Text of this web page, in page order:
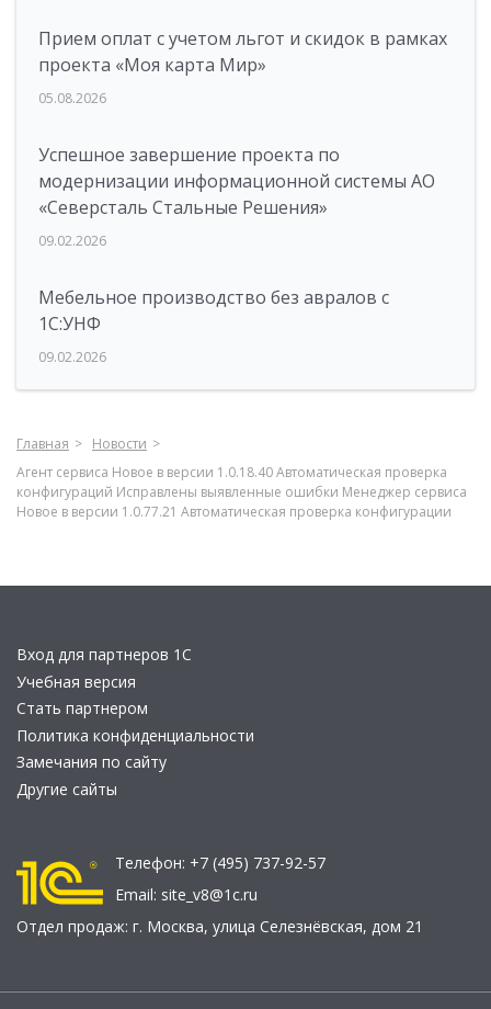
Прием оплат с учетом льгот и скидок в рамках
проекта «Моя карта Мир»
05.08.2026
Успешное завершение проекта по
модернизации информационной системы АО
«Северсталь Стальные Решения»
09.02.2026
Мебельное производство без авралов с
1С:УНФ
09.02.2026
Главная
Новости
Агент сервиса Новое в версии 1.0.18.40 Автоматическая проверка
конфигураций Исправлены выявленные ошибки Менеджер сервиса
Новое в версии 1.0.77.21 Автоматическая проверка конфигурации
Вход для партнеров 1С
Учебная версия
Стать партнером
Политика конфиденциальности
Замечания по сайту
Другие сайты
Телефон: +7 (495) 737-92-57
Email: site_v8@1c.ru
Отдел продаж: г. Москва, улица Селезнёвская, дом 21